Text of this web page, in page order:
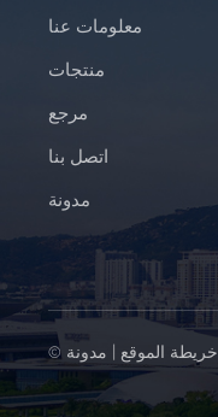
معلومات عنا
منتجات
مرجع
اتصل بنا
مدونة
خريطة الموقع مدونة